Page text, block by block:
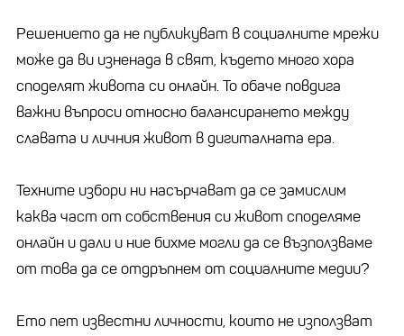
Решението да не публикуват в социалните мрежи
може да ви изненада в свят, където много хора
споделят живота си онлайн. То обаче повдига
важни въпроси относно балансирането между
славата и личния живот в дигиталната ера.
Техните избори ни насърчават да се замислим
каква част от собствения си живот споделяме
онлайн и дали и ние бихме могли да се възползваме
от това да се отдръпнем от социалните медии?
Ето пет известни личности, които не използват